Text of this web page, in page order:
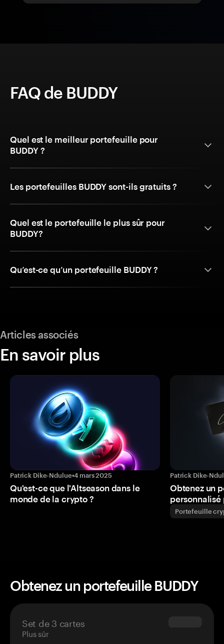
FAQ de BUDDY
Quel est le meilleur portefeuille pour
BUDDY ?
Les portefeuilles BUDDY sont-ils gratuits ?
Quel est le portefeuille le plus sûr pour
BUDDY?
Qu’est-ce qu’un portefeuille BUDDY ?
Articles associés
En savoir plus
Patrick Dike-Ndulue•4 mars 2025
Qu'est-ce que l'Altseason dans le
monde de la crypto ?
Patrick Dike-
Obtenez un
personnalisé
Portefeuille
Obtenez un portefeuille BUDDY
Set de 3 cartes
Plus sûr
$69.90